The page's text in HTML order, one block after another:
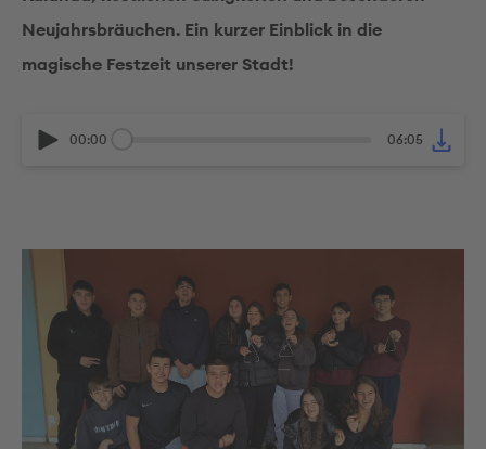
Neujahrsbräuchen. Ein kurzer Einblick in die
magische Festzeit unserer Stadt!
00:00 06:05